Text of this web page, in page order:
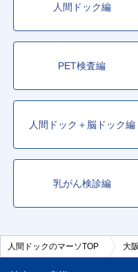
人間ドック編
PET検査編
人間ドック＋脳ドック編
乳がん検診編
人間ドックのマーソTOP 大